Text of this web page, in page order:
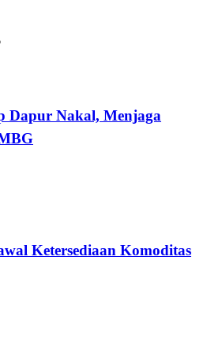
Dapur Nakal, Menjaga
Ketersediaan Komoditas